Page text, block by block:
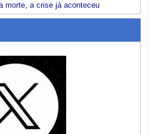
morte, a crise já aconteceu